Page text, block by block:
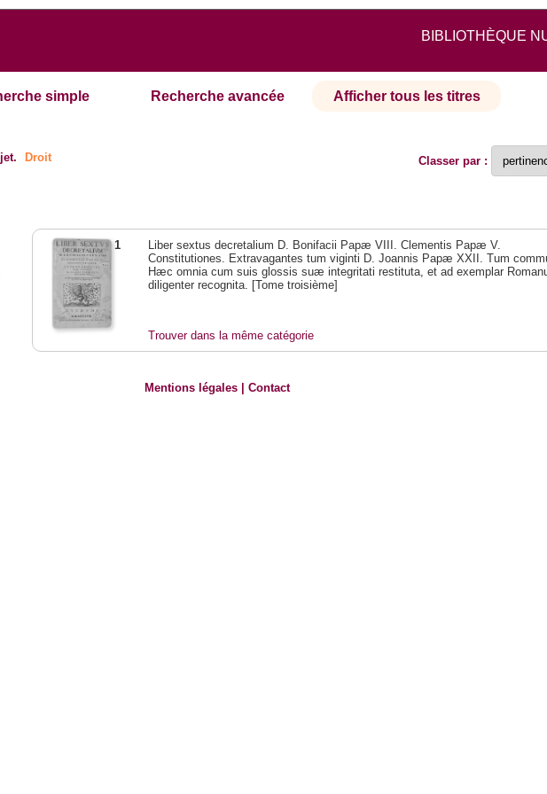
BIBLIOTHÈQUE
simple Recherche avancée Afficher tous les titres
Droit
Classer par :
1
Liber sextus decretalium D. Bonifacii Papæ VIII. Clementis Papæ V.
Constitutiones. Extravagantes tum viginti D. Joannis Papæ XXII. Tum
Hæc omnia cum suis glossis suæ integritati restituta, et ad exemplar
diligenter recognita. [Tome troisième]
Trouver dans la même catégorie
Mentions légales |Contact